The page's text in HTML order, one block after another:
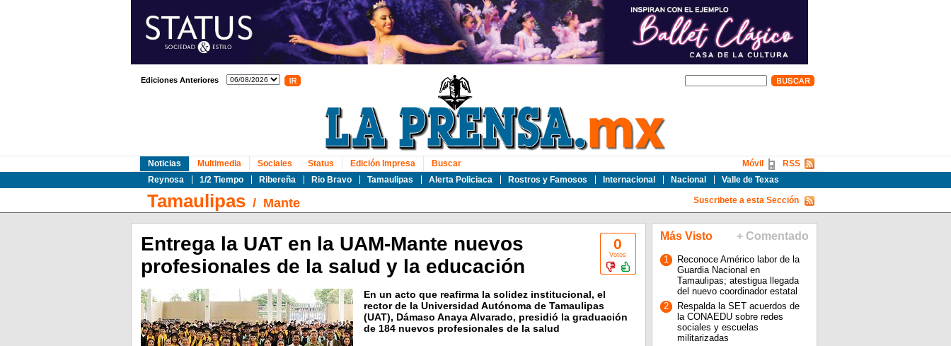
Ediciones Anteriores
Noticias
Reynosa
1/2 Tiempo Ribereña Rio Bravo Tamaulipas Alerta Policiaca Rostros y Famosos Internacional Nacional Valle de Texas
Multimedia Sociales Status Edición Impresa Buscar RSS
Móvil
Tamaulipas/ Mante Suscribete a esta Sección
0
Votos
Entrega la UAT en la UAM-Mante nuevos
profesionales de la salud y la educación
En un acto que reafirma la solidez institucional, el
rector de la Universidad Autónoma de Tamaulipas
(UAT), Dámaso Anaya Alvarado, presidió la graduación
de 184 nuevos profesionales de la salud
Más Visto + Comentado
1
Reconoce Américo labor de la
Guardia Nacional en
Tamaulipas; atestigua llegada
del nuevo coordinador estatal
2
Respalda la SET acuerdos de
la CONAEDU sobre redes
sociales y escuelas
militarizadas